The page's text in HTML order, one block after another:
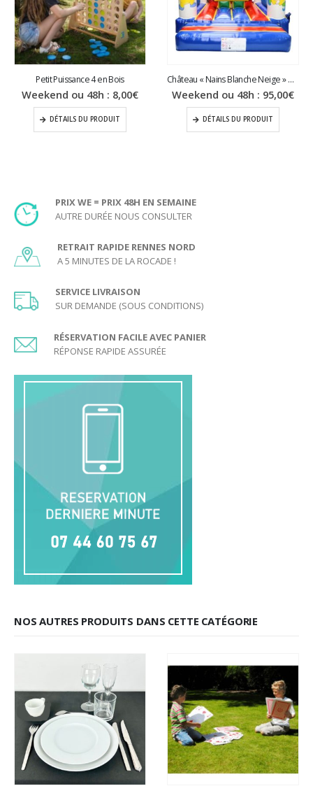
Petit Puissance 4 en Bois
Weekend ou 48h : 8,00€
DÉTAILS DU PRODUIT
Château « Nains Blanche Neige » ⛏️ (2,5×3,5m)
Weekend ou 48h : 95,00€
DÉTAILS DU PRODUIT
PRIX WE = PRIX 48H EN SEMAINE
AUTRE DURÉE NOUS CONSULTER
RETRAIT RAPIDE RENNES NORD
A 5 MINUTES DE LA ROCADE !
SERVICE LIVRAISON
SUR DEMANDE (SOUS CONDITIONS)
RÉSERVATION FACILE AVEC PANIER
RÉPONSE RAPIDE ASSURÉE
NOS AUTRES PRODUITS DANS CETTE CATÉGORIE